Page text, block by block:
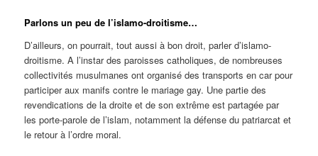
Parlons un peu de l’islamo-droitisme…
D’ailleurs, on pourrait, tout aussi à bon droit, parler d’islamo-
droitisme. A l’instar des paroisses catholiques, de nombreuses
collectivités musulmanes ont organisé des transports en car pour
participer aux manifs contre le mariage gay. Une partie des
revendications de la droite et de son extrême est partagée par
les porte-parole de l’islam, notamment la défense du patriarcat et
le retour à l’ordre moral.